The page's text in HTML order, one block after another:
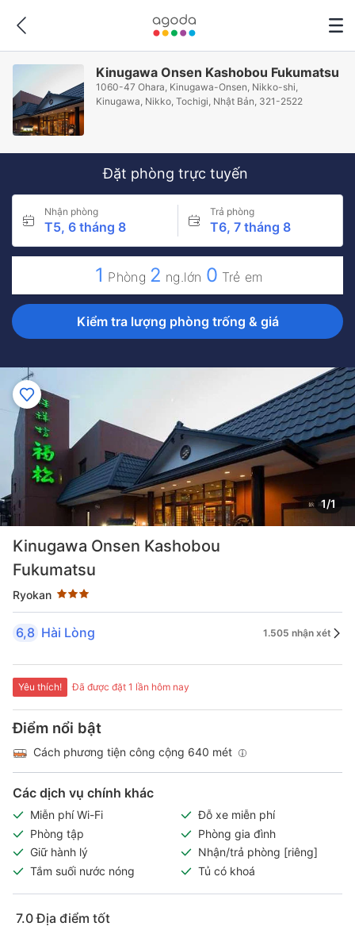
Kinugawa Onsen Kashobou Fukumatsu
1060-47 Ohara, Kinugawa-Onsen, Nikko-shi,
Kinugawa, Nikko, Tochigi, Nhật Bản, 321-2522
Đặt phòng trực tuyến
Nhận phòng
T5, 6 tháng 8
Trả phòng
T6, 7 tháng 8
1 Phòng 2 ng.lớn 0 Trẻ em
Kiểm tra lượng phòng trống & giá
1/1
Kinugawa Onsen Kashobou
Fukumatsu
Ryokan
Đánh giá sao 3 sao
6,8 Hài Lòng 1.505 nhận xét
Yêu thích! Đã được đặt 1 lần hôm nay
Điểm nổi bật
Cách phương tiện công cộng 640 mét
Các dịch vụ chính khác
Miễn phí Wi-Fi
Đỗ xe miễn phí
Phòng tập
Phòng gia đình
Giữ hành lý
Nhận/trả phòng [riêng]
Tắm suối nước nóng
Tủ có khoá
7.0 Địa điểm tốt